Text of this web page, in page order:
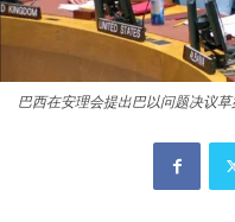
巴西在安理会提出巴以问题决议